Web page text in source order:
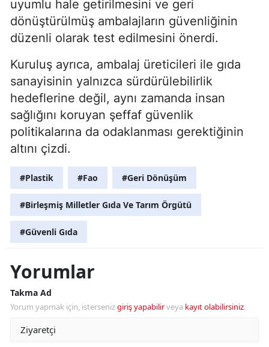
uyumlu hale getirilmesini ve geri
dönüştürülmüş ambalajların güvenliğinin
düzenli olarak test edilmesini önerdi.
Kuruluş ayrıca, ambalaj üreticileri ile gıda
sanayisinin yalnızca sürdürülebilirlik
hedeflerine değil, aynı zamanda insan
sağlığını koruyan şeffaf güvenlik
politikalarına da odaklanması gerektiğinin
altını çizdi.
#Plastik #Fao #Geri Dönüşüm
#Birleşmiş Milletler Gıda Ve Tarım Örgütü
#Güvenli Gıda
Yorumlar
Takma Ad
Yorum yapmak için, istersenizgiriş yapabilirveya kayıt olabilirsiniz.